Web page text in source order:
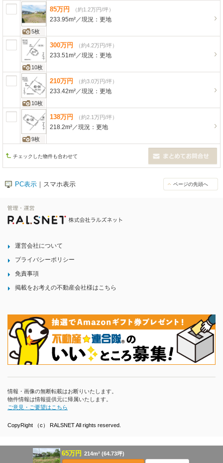
5枚
85万円 （約1.2万円/坪）
233.95m²／現況： 更地
10枚
300万円 （約4.2万円/坪）
233.51m²／現況： 更地
10枚
210万円 （約3.0万円/坪）
233.42m²／現況： 更地
9枚
138万円 （約2.1万円/坪）
218.2m²／現況： 更地
チェックした物件も合わせて
PC表示 ｜スマホ表示 ページの先頭へ
運営会社について
プライバシーポリシー
免責事項
掲載をお考えの不動産会社様はこちら
情報・画像の無断転載はお断りいたします。
物件情報は情報提供元に帰属いたします。
ご意見・ご要望はこちら
CopyRight （c） RALSNET All rights reserved.
65万円 214m² (64.73坪)